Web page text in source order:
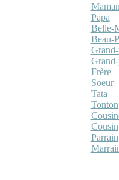
Maman
Papa
Belle-
Beau-
Frère
Soeur
Tata
Tonton
Cousin
Parrain